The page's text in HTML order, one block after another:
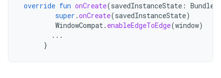
override fun onCreate(savedInstanceState :
super .onCreate(savedInstanceState)
WindowCompat . enableEdgeToEdge(window)
...
}